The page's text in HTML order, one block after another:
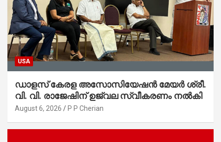
USA
ഡാളസ് കേരള അസോസിയേഷൻ മേയർ ശ്രീ.
വി. വി. രാജേഷിന് ഉജ്വല സ്വീകരണം നൽകി
August 6, 2026 P P Cherian